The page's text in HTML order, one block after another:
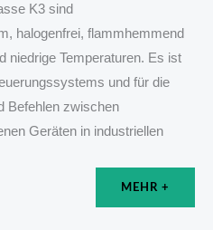
K3 sind
halogenfrei, flammhemmend
niedrige Temperaturen. Es ist
und für die
Befehlen zwischen
Geräten in industriellen
MEHR +